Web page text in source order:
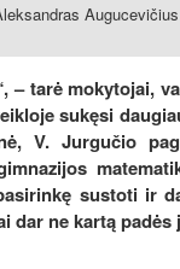
– tarė mokytojai,
sukęsi
V. Jurgučio
sustoti ir
ne kartą padės